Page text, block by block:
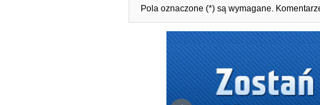
Pola oznaczone (*) są wymagane.